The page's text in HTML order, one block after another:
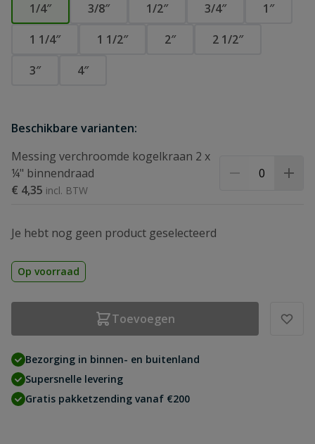
1/4″ 3/8″ 1/2″ 3/4″
1″
1 1/4″
1 1/2″ 2″
2 1/2″
3″
4″
Beschikbare varianten:
Messing verchroomde kogelkraan 2 x
¼" binnendraad
€ 4,35
Je hebt nog geen product geselecteerd
Op voorraad
Toevoegen
Bezorging in binnen- en buitenland
Supersnelle levering
Gratis pakketzending vanaf €200